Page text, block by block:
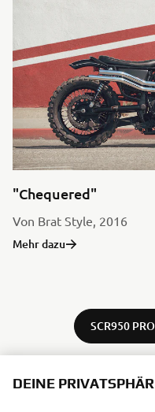
"Chequered"
Von Brat Style, 2016
Mehr dazu
SCR950
DEINE